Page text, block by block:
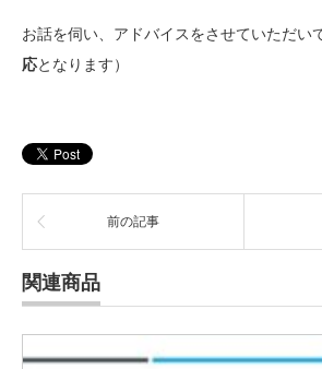
お話を伺い、アドバイスをさせていただい
応となります）
前の記事
関連商品